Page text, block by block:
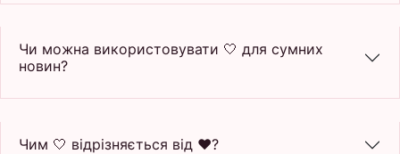
Чи можна використовувати 🤍 для сумних
новин?
Чим 🤍 відрізняється від ❤️?